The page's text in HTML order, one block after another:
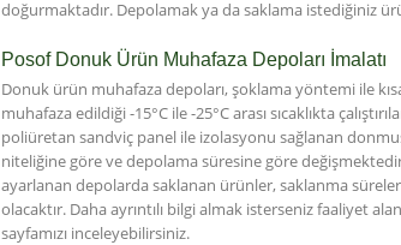
doğurmaktadır. Depolamak ya da saklama istediğiniz
Posof Donuk Ürün Muhafaza Depoları İmalatı
Donuk ürün muhafaza depoları, şoklama yöntemi ile
muhafaza edildiği -15°C ile -25°C arası sıcaklıkta
poliüretan sandviç panel ile izolasyonu sağlanan
niteliğine göre ve depolama süresine göre
ayarlanan depolarda saklanan ürünler, saklanma
olacaktır. Daha ayrıntılı bilgi almak isterseniz faaliyet
sayfamızı inceleyebilirsiniz.